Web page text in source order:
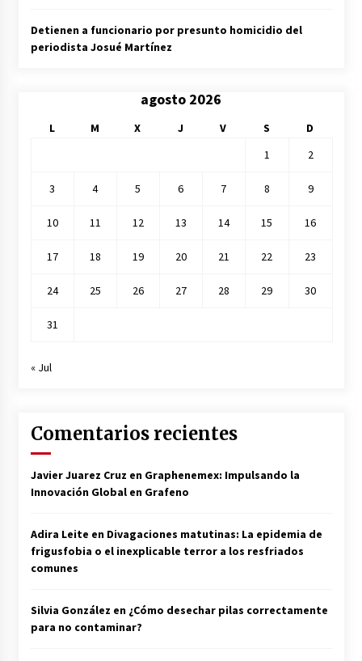
Detienen a funcionario por presunto homicidio del
periodista Josué Martínez
agosto 2026
L M X J V S
D
1
2
3 4 5 6 7 8 9
10 11 12 13 14 15 16
17 18 19 20 21 22 23
24 25 26 27 28 29 30
31
« Jul
Comentarios recientes
Javier Juarez Cruz en Graphenemex: Impulsando la
Innovación Global en Grafeno
Adira Leite en Divagaciones matutinas: La epidemia de
frigusfobia o el inexplicable terror a los resfriados
comunes
Silvia González en ¿Cómo desechar pilas correctamente
para no contaminar?